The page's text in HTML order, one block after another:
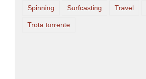
Spinning Surfcasting Travel
Trota torrente